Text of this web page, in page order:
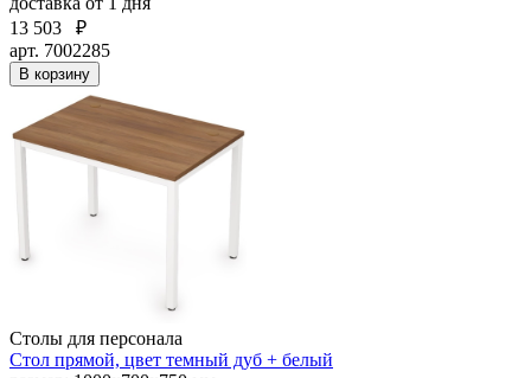
13 503
₽
арт. 7002285
В корзину
Столы для персонала
Стол прямой, цвет темный дуб + белый